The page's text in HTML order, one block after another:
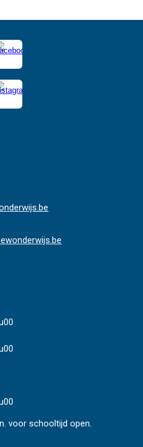
voor schooltijd open.